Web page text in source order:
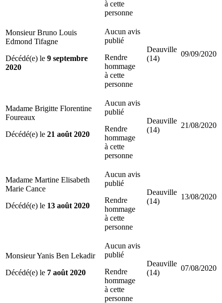
à cette
personne
Monsieur Bruno Louis
Edmond Tifagne
Décédé(e) le 9 septembre
2020
Aucun avis
publié
Rendre
hommage
à cette
personne
Deauville
(14)
09/09/2020
Madame Brigitte Florentine
Foureaux
Décédé(e) le 21 août 2020
Aucun avis
publié
Rendre
hommage
à cette
personne
Deauville
(14)
21/08/2020
Madame Martine Elisabeth
Marie Cance
Décédé(e) le 13 août 2020
Aucun avis
publié
Rendre
hommage
à cette
personne
Deauville
(14)
13/08/2020
Monsieur Yanis Ben Lekadir
Décédé(e) le 7 août 2020
Aucun avis
publié
Rendre
hommage
à cette
personne
Deauville
(14)
07/08/2020